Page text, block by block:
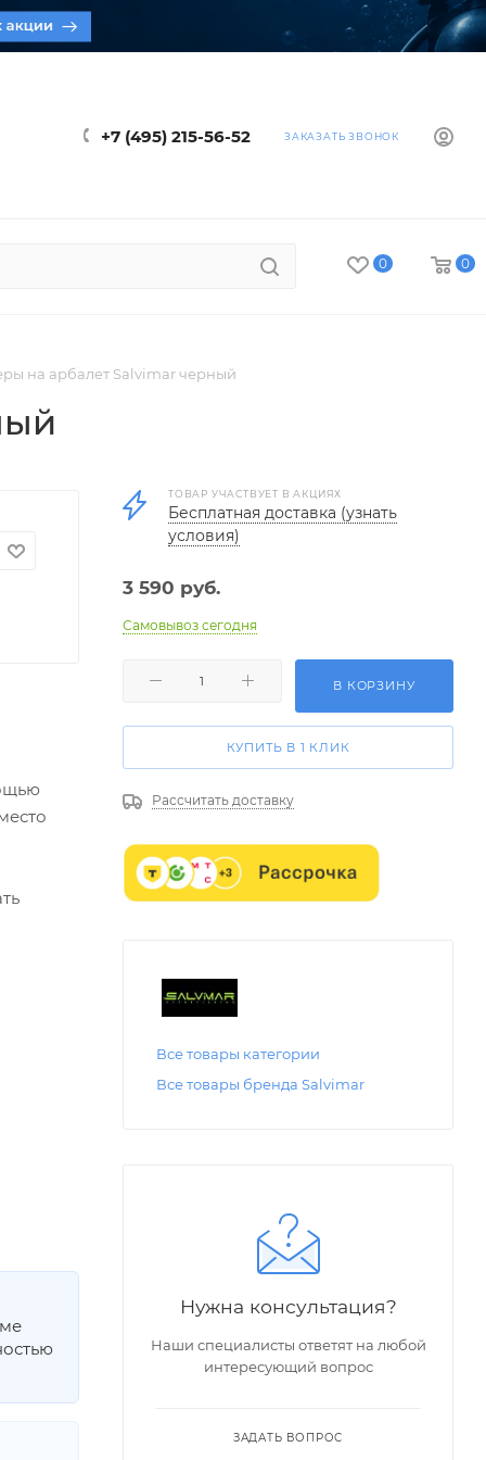
+7 (495) 215-56-52 ЗАКАЗАТЬ ЗВОНОК
0 0
на арбалет Salvimar черный
ТОВАР УЧАСТВУЕТ В АКЦИЯХ
Бесплатная доставка (узнать
условия)
3 590 руб.
Самовывоз сегодня
В КОРЗИНУ
КУПИТЬ В 1 КЛИК
Рассчитать доставку
Все товары категории
Все товары бренда Salvimar
Нужна консультация?
Наши специалисты ответят на любой
интересующий вопрос
ЗАДАТЬ ВОПРОС